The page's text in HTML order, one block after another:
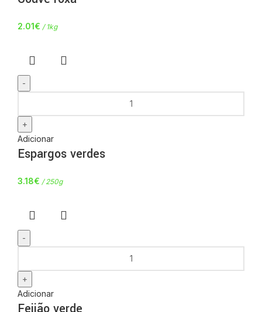
2.01€ / 1kg
Adicionar
Espargos verdes
3.18€ / 250g
Adicionar
Feijão verde